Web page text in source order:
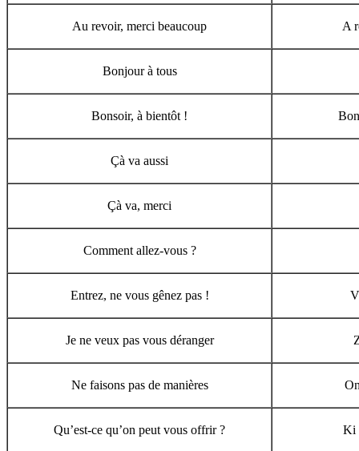
Au revoir, merci beaucoup A
Bonjour à tous
Bonsoir, à bientôt !
Çà va aussi
Çà va, merci
Comment allez-vous ?
Entrez, ne vous gênez pas !
Je ne veux pas vous déranger
Ne faisons pas de manières
Qu’est-ce qu’on peut vous offrir ? Ki